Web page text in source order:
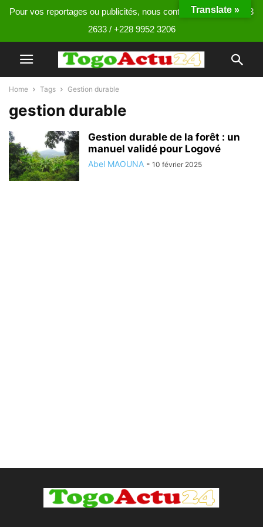
Pour vos reportages ou publicités, nous contacter au +228 9013
2633 / +228 9952 3206
Home Tags Gestion durable
gestion durable
Gestion durable de la forêt : un
manuel validé pour Logové
Abel MAOUNA - 10 février 2025
Translate »